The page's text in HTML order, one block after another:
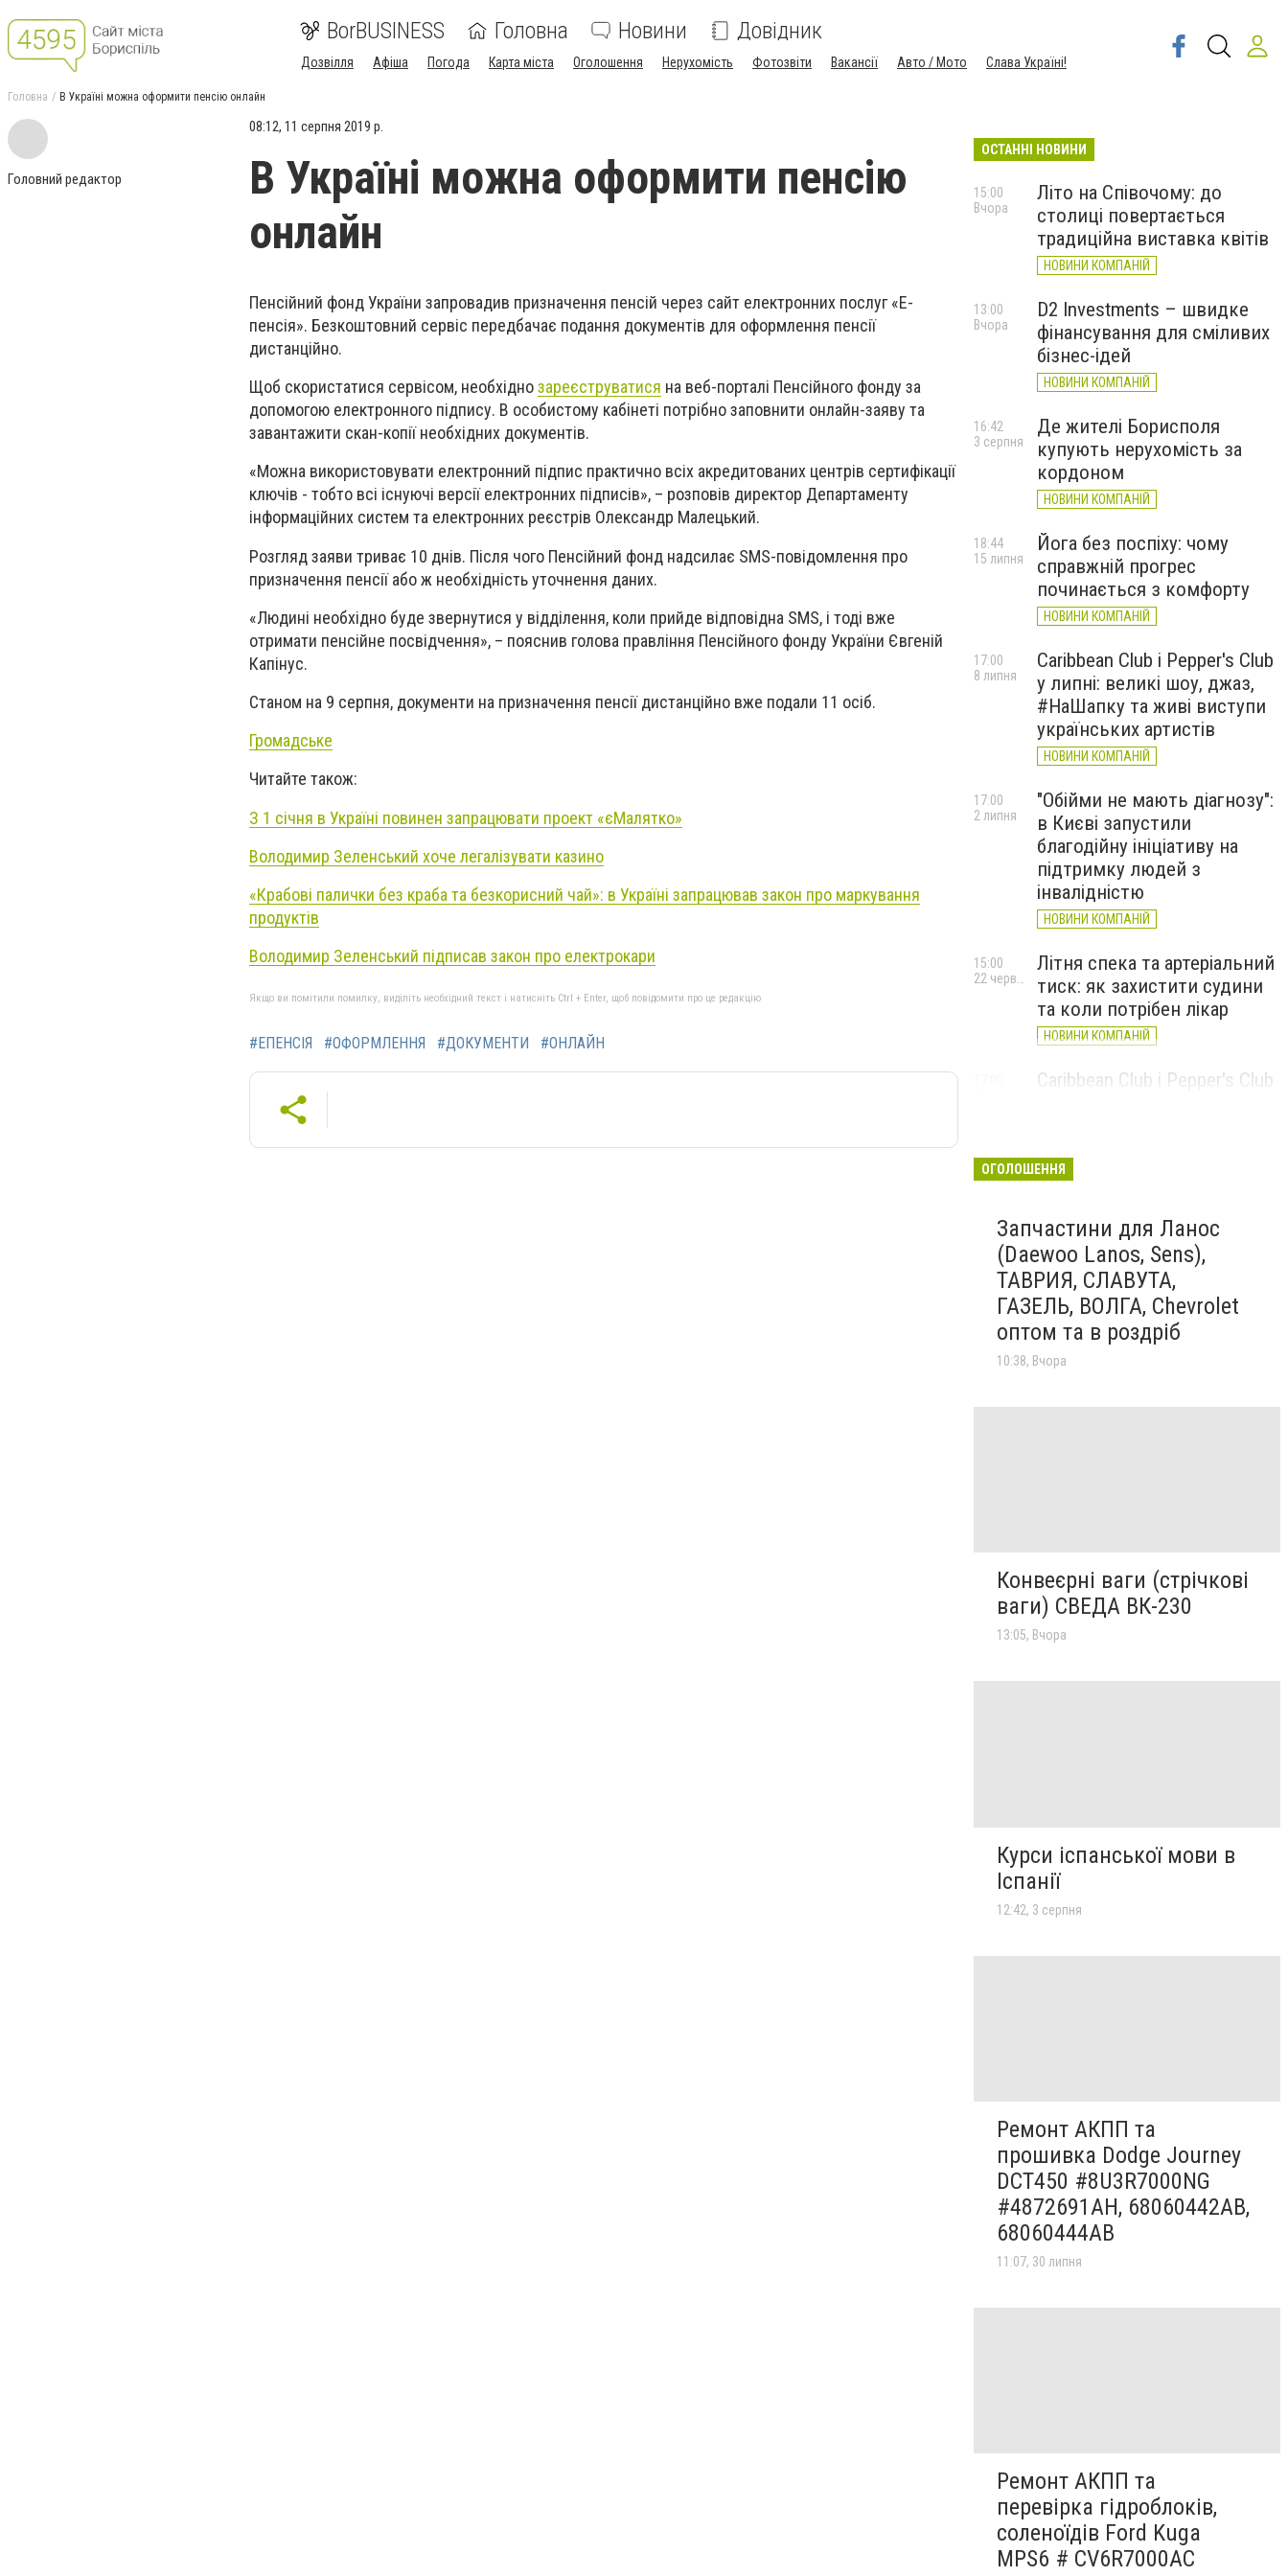
BorBUSINESS Головна Новини Довідник
Дозвілля Афіша Погода Карта міста Оголошення Нерухомість Фотозвіти Вакансії Авто / Мото Слава Україні!
Головна В Україні можна оформити пенсію онлайн
Головний редактор
08:12, 11 серпня 2019 р.
В Україні можна оформити пенсію
онлайн
Пенсійний фонд України запровадив призначення пенсій через сайт електронних послуг «Е-
пенсія». Безкоштовний сервіс передбачає подання документів для оформлення пенсії
дистанційно.
Щоб скористатися сервісом, необхіднозареєструватися на веб-порталі Пенсійного фонду за
допомогою електронного підпису. В особистому кабінеті потрібно заповнити онлайн-заяву та
завантажити скан-копії необхідних документів.
«Можна використовувати електронний підпис практично всіх акредитованих центрів сертифікації
ключів - тобто всі існуючі версії електронних підписів», – розповів директор Департаменту
інформаційних систем та електронних реєстрів Олександр Малецький.
Розгляд заяви триває 10 днів. Після чого Пенсійний фонд надсилає SMS-повідомлення про
призначення пенсії або ж необхідність уточнення даних.
«Людині необхідно буде звернутися у відділення, коли прийде відповідна SMS, і тоді вже
отримати пенсійне посвідчення», – пояснив голова правління Пенсійного фонду України Євгеній
Капінус.
Станом на 9 серпня, документи на призначення пенсії дистанційно вже подали 11 осіб.
Громадське
Читайте також:
З 1 січня в Україні повинен запрацювати проект «єМалятко»
Володимир Зеленський хоче легалізувати казино
«Крабові палички без краба та безкорисний чай»: в Україні запрацював закон про маркування
продуктів
Володимир Зеленський підписав закон про електрокари
Якщо ви помітили помилку, виділіть необхідний текст і натисніть Ctrl + Enter, щоб повідомити про це редакцію
#ЕПЕНСІЯ #ОФОРМЛЕННЯ #ДОКУМЕНТИ #ОНЛАЙН
ОСТАННІ НОВИНИ
Літо на Співочому: до
столиці повертається
традиційна виставка квітів
НОВИНИ КОМПАНІЙ
15:00
Вчора
D2 Investments – швидке
фінансування для сміливих
бізнес-ідей
НОВИНИ КОМПАНІЙ
13:00
Вчора
Де жителі Борисполя
купують нерухомість за
кордоном
НОВИНИ КОМПАНІЙ
16:42
3 серпня
Йога без поспіху: чому
справжній прогрес
починається з комфорту
НОВИНИ КОМПАНІЙ
18:44
15 липня
Caribbean Club і Pepper's Club
у липні: великі шоу, джаз,
#НаШапку та живі виступи
українських артистів
НОВИНИ КОМПАНІЙ
17:00
8 липня
"Обійми не мають діагнозу":
в Києві запустили
благодійну ініціативу на
підтримку людей з
інвалідністю
НОВИНИ КОМПАНІЙ
17:00
2 липня
Літня спека та артеріальний
тиск: як захистити судини
та коли потрібен лікар
НОВИНИ КОМПАНІЙ
15:00
Caribbean Club і Pepper's Club
НОВИНИ КОМПАНІЙ
ОГОЛОШЕННЯ
Запчастини для Ланос
(Daewoo Lanos, Sens),
ТАВРИЯ, СЛАВУТА,
ГАЗЕЛЬ, ВОЛГА, Chevrolet
оптом та в роздріб
10:38, Вчора
Конвеєрні ваги (стрічкові
ваги) СВЕДА ВК-230
13:05, Вчора
Курси іспанської мови в
Іспанії
12:42, 3 серпня
Ремонт АКПП та
прошивка Dodge Journey
DCT450 #8U3R7000NG
#4872691AH, 68060442AB,
68060444AB
11:07, 30 липня
Ремонт АКПП та
перевірка гідроблоків,
соленоїдів Ford Kuga
MPS6 # CV6R7000AC